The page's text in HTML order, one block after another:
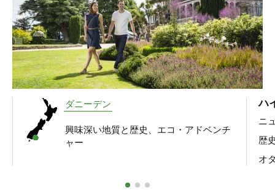
ダニーデン
興味深い地質と歴史、エコ・アドベンチ
ャー
ハ
ニ
歴
オ